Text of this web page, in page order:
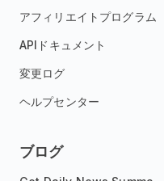
アフィリエイトプログラム
APIドキュメント
変更ログ
ヘルプセンター
ブログ